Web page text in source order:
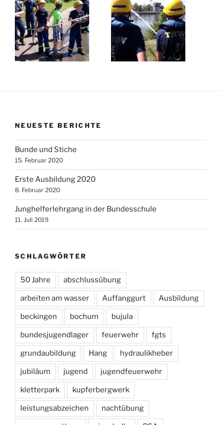
NEUESTE BERICHTE
Bunde und Stiche
15. Februar 2020
Erste Ausbildung 2020
8. Februar 2020
Junghelferlehrgang in der Bundesschule
11. Juli 2019
SCHLAGWÖRTER
50 Jahre abschlussübung
arbeiten am wasser Auffanggurt Ausbildung
beckingen bochum bujula
bundesjugendlager feuerwehr fgts
grundaubildung Hang hydraulikheber
jubiläum jugend jugendfeuerwehr
kletterpark kupferbergwerk
leistungsabzeichen nachtübung